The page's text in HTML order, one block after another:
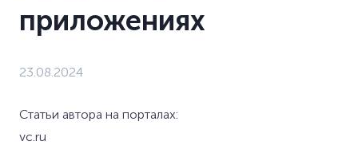
приложениях
23.08.2024
Статьи автора на порталах:
vc.ru